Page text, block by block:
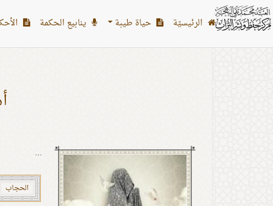
الرئیسیّة حياة طيبة ينابيع الحكمة
اشخاص: رضاخان
...
الحجاب